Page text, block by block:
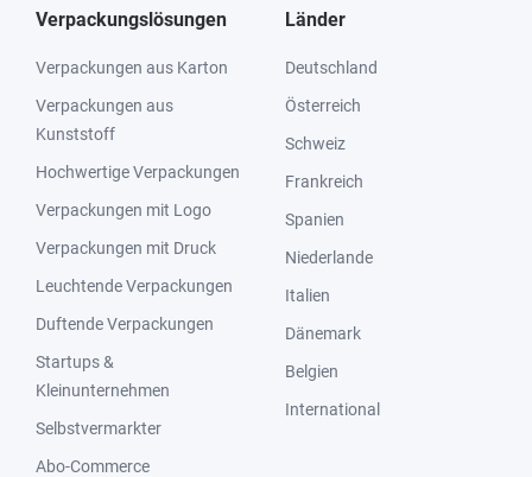
Verpackungslösungen
Verpackungen aus Karton
Verpackungen aus
Kunststoff
Hochwertige Verpackungen
Verpackungen mit Logo
Verpackungen mit Druck
Leuchtende Verpackungen
Duftende Verpackungen
Startups &
Kleinunternehmen
Selbstvermarkter
Abo-Commerce
Länder
Deutschland
Österreich
Schweiz
Frankreich
Spanien
Niederlande
Italien
Dänemark
Belgien
International